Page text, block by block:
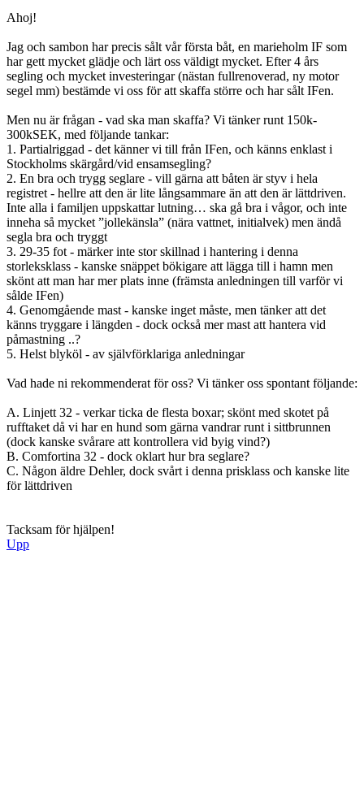
Ahoj!
Jag och sambon har precis sålt vår första båt, en marieholm IF som
har gett mycket glädje och lärt oss väldigt mycket. Efter 4 års
segling och mycket investeringar (nästan fullrenoverad, ny motor
segel mm) bestämde vi oss för att skaffa större och har sålt IFen.
Men nu är frågan - vad ska man skaffa? Vi tänker runt 150k-
300kSEK, med följande tankar:
1. Partialriggad - det känner vi till från IFen, och känns enklast i
Stockholms skärgård/vid ensamsegling?
2. En bra och trygg seglare - vill gärna att båten är styv i hela
registret - hellre att den är lite långsammare än att den är lättdriven.
Inte alla i familjen uppskattar lutning… ska gå bra i vågor, och inte
inneha så mycket ”jollekänsla” (nära vattnet, initialvek) men ändå
segla bra och tryggt
3. 29-35 fot - märker inte stor skillnad i hantering i denna
storleksklass - kanske snäppet bökigare att lägga till i hamn men
skönt att man har mer plats inne (främsta anledningen till varför vi
sålde IFen)
4. Genomgående mast - kanske inget måste, men tänker att det
känns tryggare i längden - dock också mer mast att hantera vid
påmastning ..?
5. Helst blyköl - av självförklariga anledningar
Vad hade ni rekommenderat för oss? Vi tänker oss spontant följande:
A. Linjett 32 - verkar ticka de flesta boxar; skönt med skotet på
rufftaket då vi har en hund som gärna vandrar runt i sittbrunnen
(dock kanske svårare att kontrollera vid byig vind?)
B. Comfortina 32 - dock oklart hur bra seglare?
C. Någon äldre Dehler, dock svårt i denna prisklass och kanske lite
för lättdriven
Tacksam för hjälpen!
Upp